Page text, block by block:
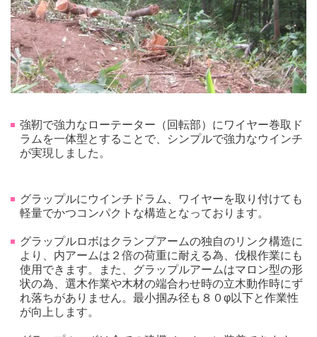
強靭で強力なローテーター（回転部）にワイヤー巻取ド
ラムを一体型とすることで、シンプルで強力なウインチ
が実現しました。
グラップルにウインチドラム、ワイヤーを取り付けても
軽量でかつコンパクトな構造となっております。
グラップルロボはクランプアームの独自のリンク構造に
より、内アームは２倍の荷重に耐える為、伐根作業にも
使用できます。また、グラップルアームはマロン型の形
状の為、選木作業や木材の端合わせ時の立木動作時にず
れ落ちがありません。最小掴み径も８０φ以下と作業性
が向上します。